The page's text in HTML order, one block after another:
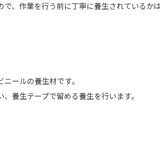
、作業を行う前に丁寧に養生されているか
ールの養生材です。
養生テープで留める養生を行います。